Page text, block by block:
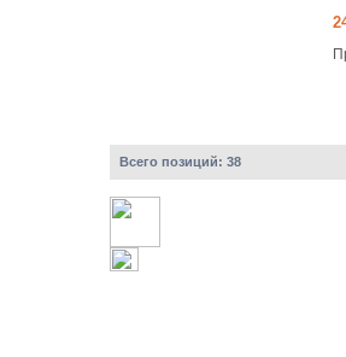
Всего позиций: 38